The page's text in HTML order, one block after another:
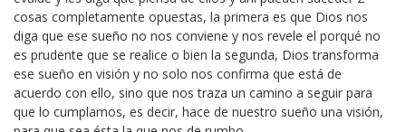
cosas completamente opuestas, la primera es que Dios nos
diga que ese sueño no nos conviene y nos revele el porqué no
es prudente que se realice o bien la segunda, Dios transforma
ese sueño en visión y no solo nos confirma que está de
acuerdo con ello, sino que nos traza un camino a seguir para
que lo cumplamos, es decir, hace de nuestro sueño una visión,